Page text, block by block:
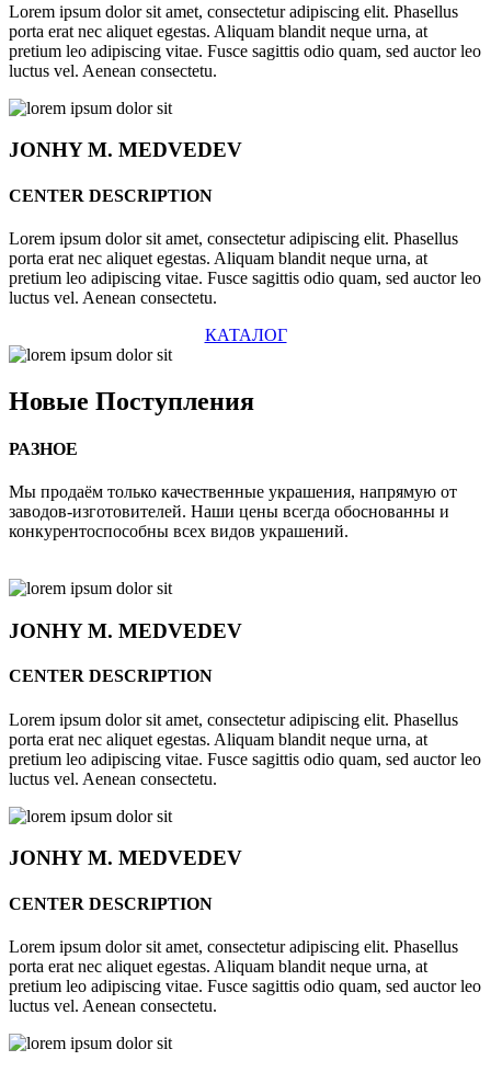
Lorem ipsum dolor sit amet, consectetur adipiscing elit. Phasellus
porta erat nec aliquet egestas. Aliquam blandit neque urna, at
pretium leo adipiscing vitae. Fusce sagittis odio quam, sed auctor leo
luctus vel. Aenean consectetu.
JONHYM. MEDVEDEV
CENTER DESCRIPTION
Lorem ipsum dolor sit amet, consectetur adipiscing elit. Phasellus
porta erat nec aliquet egestas. Aliquam blandit neque urna, at
pretium leo adipiscing vitae. Fusce sagittis odio quam, sed auctor leo
luctus vel. Aenean consectetu.
КАТАЛОГ
Новые Поступления
РАЗНОЕ
Мы продаём только качественные украшения, напрямую от
заводов-изготовителей. Наши цены всегда обоснованны и
конкурентоспособны всех видов украшений.
JONHYM. MEDVEDEV
CENTER DESCRIPTION
Lorem ipsum dolor sit amet, consectetur adipiscing elit. Phasellus
porta erat nec aliquet egestas. Aliquam blandit neque urna, at
pretium leo adipiscing vitae. Fusce sagittis odio quam, sed auctor leo
luctus vel. Aenean consectetu.
JONHYM. MEDVEDEV
CENTER DESCRIPTION
Lorem ipsum dolor sit amet, consectetur adipiscing elit. Phasellus
porta erat nec aliquet egestas. Aliquam blandit neque urna, at
pretium leo adipiscing vitae. Fusce sagittis odio quam, sed auctor leo
luctus vel. Aenean consectetu.